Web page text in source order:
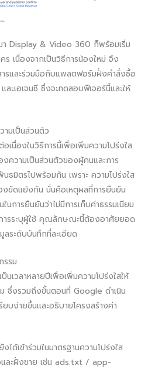
า Display & Video 360 ก็พร้อมเริ่ม
ร เนื่องจากเป็นวิธีการน้องใหม่ จึง
ารและร่วมมือกับแพลตฟอร์มฝั่งคำสั่งซื้อ
เอเจนซี ซึ่งจะทดสอบฟีเจอร์นี้และให้
ามเป็นส่วนตัว
นื่องในวิธีการนี้เพื่อเพิ่มความโปร่งใส
วามเป็นส่วนตัวของผู้คนและการ
มิตรไปพร้อมกัน เพราะ ความโปร่งใส
งขัดแย้งกัน นั่นคือเหตุผลที่การยืนยัน
ในการยืนยันว่าไม่มีการเก็บค่าธรรมเนียม
ารระบุผู้ใช้ คุณลักษณะนี้ต้องอาศัยยอด
ลระดับบันทึกที่ละเอียด
รรม
นเวลาหลายปีเพื่อเพิ่มความโปร่งใสให้
ซึ่งรวมถึงขั้นตอนที่ Google ดำเนิน
บง่ายขึ้นและอธิบายโครงสร้างค่า
ด้เข้าร่วมในมาตรฐานความโปร่งใส
ละฝั่งขาย เช่น ads.txt / app-